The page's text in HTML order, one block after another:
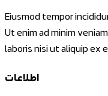
Eiusmod tempor
Ut enim ad minim
laboris nisi ut aliquip ex
اطلاعات